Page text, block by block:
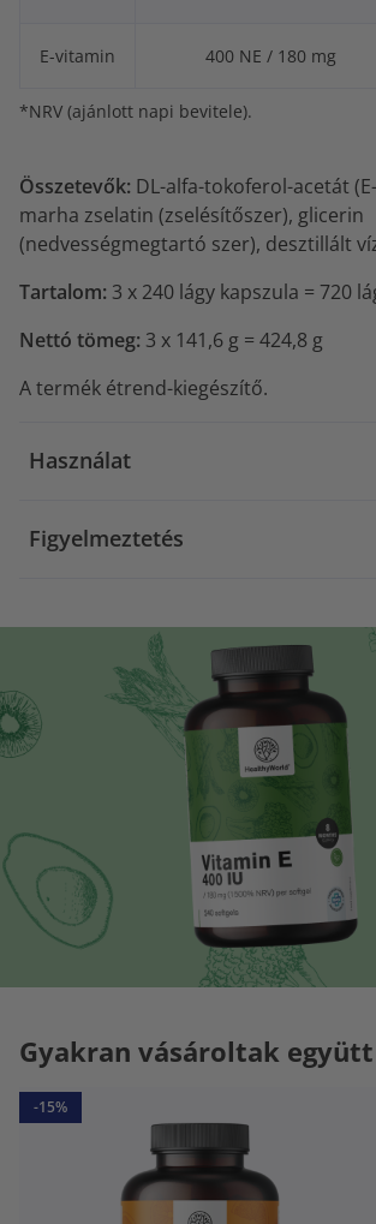
E-vitamin 400 NE / 180 mg
*NRV (ajánlott napi bevitele).
Összetevők: DL-alfa-tokoferol-acetát
marha zselatin (zselésítőszer), glicerin
(nedvességmegtartó szer), desztillált
Tartalom: 3 x 240 lágy kapszula = 720
Nettó tömeg: 3 x 141,6 g = 424,8 g
A termék étrend-kiegészítő.
Használat
Figyelmeztetés
Gyakran vásároltak együtt
-15%